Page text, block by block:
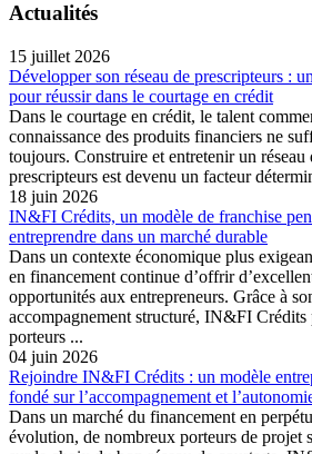
Actualités
15 juillet 2026
Développer son réseau de prescripteurs :
pour réussir dans le courtage en crédit
Dans le courtage en crédit, le talent
connaissance des produits financiers ne
toujours. Construire et entretenir un réseau
prescripteurs est devenu un facteur
18 juin 2026
IN&FI Crédits, un modèle de franchise
entreprendre dans un marché durable
Dans un contexte économique plus
en financement continue d’offrir
opportunités aux entrepreneurs. Grâce à
accompagnement structuré, IN&FI Crédits
porteurs ...
04 juin 2026
Rejoindre IN&FI Crédits : un modèle
fondé sur l’accompagnement et
Dans un marché du financement en
évolution, de nombreux porteurs de projet